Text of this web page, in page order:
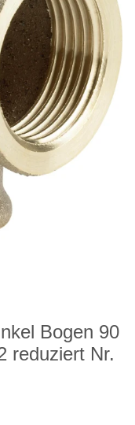
Bogen 90
reduziert Nr.